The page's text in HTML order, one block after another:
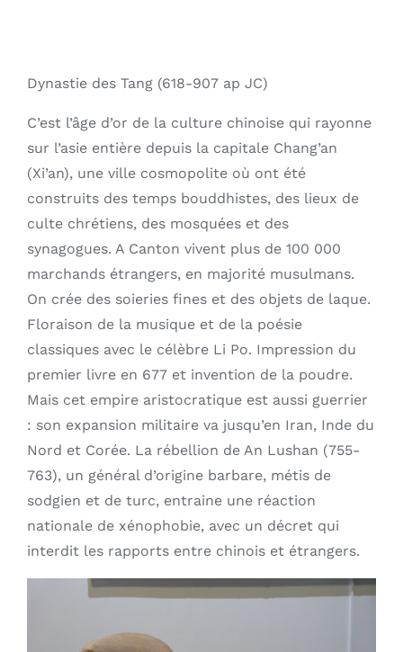
Dynastie des Tang (618-907 ap JC)
C’est l’âge d’or de la culture chinoise qui rayonne
sur l’asie entière depuis la capitale Chang’an
(Xi’an), une ville cosmopolite où ont été
construits des temps bouddhistes, des lieux de
culte chrétiens, des mosquées et des
synagogues. A Canton vivent plus de 100 000
marchands étrangers, en majorité musulmans.
On crée des soieries fines et des objets de laque.
Floraison de la musique et de la poésie
classiques avec le célèbre Li Po. Impression du
premier livre en 677 et invention de la poudre.
Mais cet empire aristocratique est aussi guerrier
: son expansion militaire va jusqu’en Iran, Inde du
Nord et Corée. La rébellion de An Lushan (755-
763), un général d’origine barbare, métis de
sodgien et de turc, entraine une réaction
nationale de xénophobie, avec un décret qui
interdit les rapports entre chinois et étrangers.